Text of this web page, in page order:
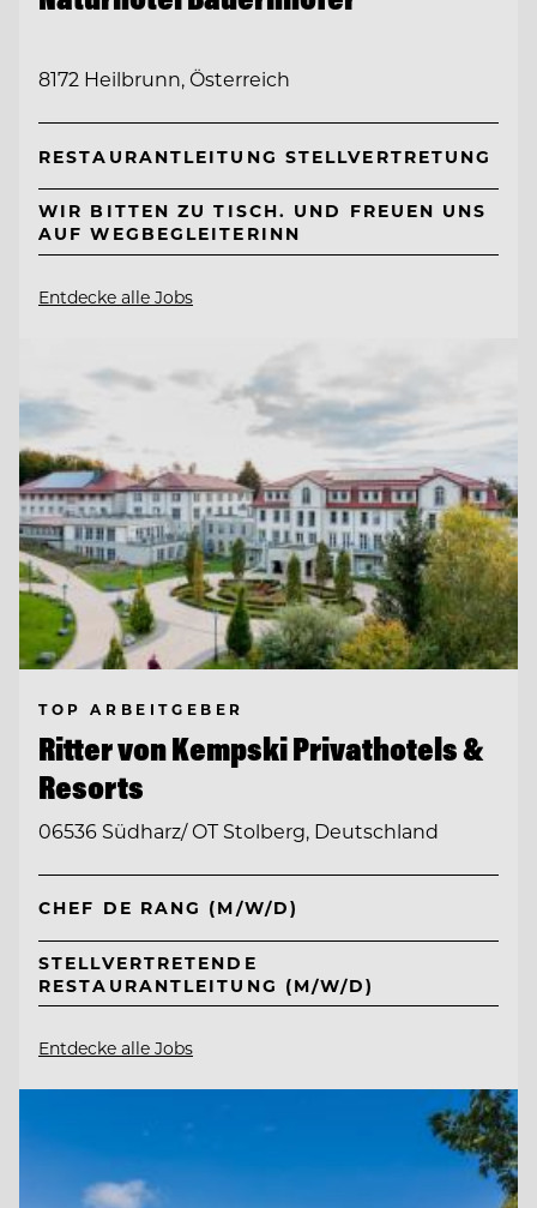
8172 Heilbrunn, Österreich
RESTAURANTLEITUNG STELLVERTRETUNG
WIR BITTEN ZU TISCH. UND FREUEN UNS
AUF WEGBEGLEITERINN
Entdecke alle Jobs
TOP ARBEITGEBER
Ritter von Kempski Privathotels &
Resorts
06536 Südharz/ OT Stolberg, Deutschland
CHEF DE RANG (M/W/D)
STELLVERTRETENDE
RESTAURANTLEITUNG (M/W/D)
Entdecke alle Jobs